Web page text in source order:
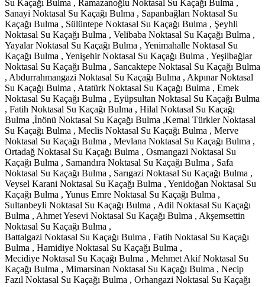
Su Kaçağı Bulma , Ramazanoğlu Noktasal Su Kaçağı Bulma ,
Sanayi Noktasal Su Kaçağı Bulma , Sapanbağları Noktasal Su
Kaçağı Bulma , Sülüntepe Noktasal Su Kaçağı Bulma , Şeyhli
Noktasal Su Kaçağı Bulma , Velibaba Noktasal Su Kaçağı Bulma ,
Yayalar Noktasal Su Kaçağı Bulma , Yenimahalle Noktasal Su
Kaçağı Bulma , Yenişehir Noktasal Su Kaçağı Bulma , Yeşilbağlar
Noktasal Su Kaçağı Bulma , Sancaktepe Noktasal Su Kaçağı Bulma
, Abdurrahmangazi Noktasal Su Kaçağı Bulma , Akpınar Noktasal
Su Kaçağı Bulma , Atatürk Noktasal Su Kaçağı Bulma , Emek
Noktasal Su Kaçağı Bulma , Eyüpsultan Noktasal Su Kaçağı Bulma
, Fatih Noktasal Su Kaçağı Bulma , Hilal Noktasal Su Kaçağı
Bulma ,İnönü Noktasal Su Kaçağı Bulma ,Kemal Türkler Noktasal
Su Kaçağı Bulma , Meclis Noktasal Su Kaçağı Bulma , Merve
Noktasal Su Kaçağı Bulma , Mevlana Noktasal Su Kaçağı Bulma ,
Ortadağ Noktasal Su Kaçağı Bulma , Osmangazi Noktasal Su
Kaçağı Bulma , Samandıra Noktasal Su Kaçağı Bulma , Safa
Noktasal Su Kaçağı Bulma , Sarıgazi Noktasal Su Kaçağı Bulma ,
Veysel Karani Noktasal Su Kaçağı Bulma , Yenidoğan Noktasal Su
Kaçağı Bulma , Yunus Emre Noktasal Su Kaçağı Bulma ,
Sultanbeyli Noktasal Su Kaçağı Bulma , Adil Noktasal Su Kaçağı
Bulma , Ahmet Yesevi Noktasal Su Kaçağı Bulma , Akşemsettin
Noktasal Su Kaçağı Bulma ,
Battalgazi Noktasal Su Kaçağı Bulma , Fatih Noktasal Su Kaçağı
Bulma , Hamidiye Noktasal Su Kaçağı Bulma ,
Mecidiye Noktasal Su Kaçağı Bulma , Mehmet Akif Noktasal Su
Kaçağı Bulma , Mimarsinan Noktasal Su Kaçağı Bulma , Necip
Fazıl Noktasal Su Kaçağı Bulma , Orhangazi Noktasal Su Kaçağı